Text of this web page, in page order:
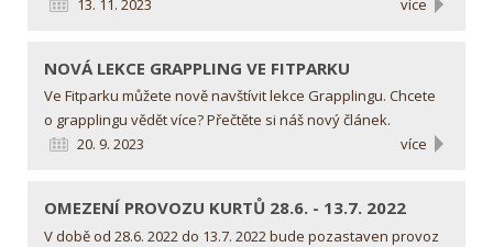
13. 11. 2023 více
NOVÁ LEKCE GRAPPLING VE FITPARKU
Ve Fitparku můžete nově navštívit lekce Grapplingu. Chcete
o grapplingu vědět více? Přečtěte si náš nový článek.
20. 9. 2023
více
OMEZENÍ PROVOZU KURTŮ 28.6. - 13.7. 2022
V době od 28.6. 2022 do 13.7. 2022 bude pozastaven provoz